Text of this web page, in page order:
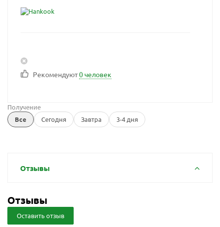
Рекомендуют0 человек
Получение
Все
Сегодня Завтра 3-4 дня
Отзывы
Отзывы
Оставить отзыв